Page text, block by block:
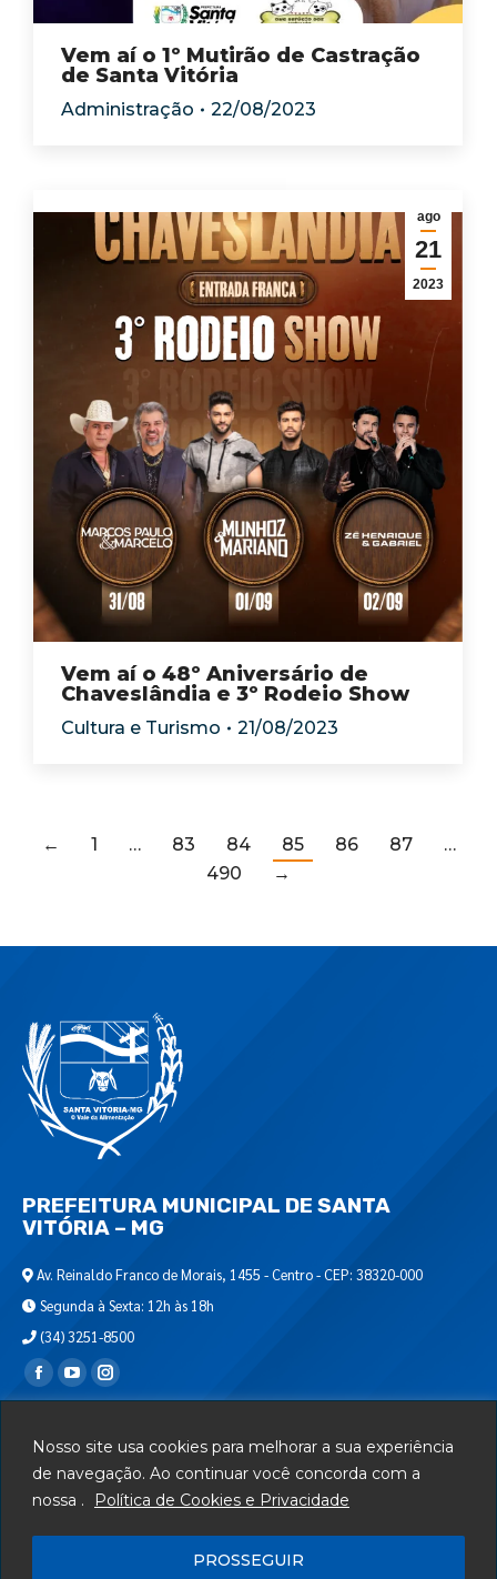
Nosso site usa cookies para melhorar a sua experiência
de navegação. Ao continuar você concorda com a
nossa .
Política de Cookies e Privacidade
PROSSEGUIR
Vem aí o 1º Mutirão de Castração
de Santa Vitória
Administração 22/08/2023
ago
21
2023
Vem aí o 48º Aniversário de
Chaveslândia e 3º Rodeio Show
Cultura e Turismo 21/08/2023
← 1 … 83 84 85 86 87
…
490
→
PREFEITURA MUNICIPAL DE SANTA
VITÓRIA – MG
Av. Reinaldo Franco de Morais, 1455 - Centro - CEP: 38320-000
Segunda à Sexta: 12h às 18h
(34) 3251-8500
Encontre-nos em:
Departamento de T.I.
Serviços